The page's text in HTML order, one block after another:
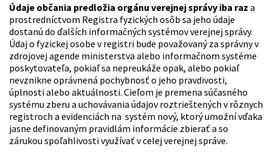
Údaje občania predložia orgánu verejnej správy iba raz a
prostredníctvom Registra fyzických osôb sa jeho údaje
dostanú do ďalších informačných systémov verejnej správy.
Údaj o fyzickej osobe v registri bude považovaný za správny v
zdrojovej agende ministerstva alebo informačnom systéme
poskytovateľa, pokiaľ sa nepreukáže opak, alebo pokiaľ
nevznikne oprávnená pochybnosť o jeho pravdivosti,
úplnosti alebo aktuálnosti. Cieľom je premena súčasného
systému zberu a uchovávania údajov roztrieštených v rôznych
registroch a evidenciách na systém nový, ktorý umožní vďaka
jasne definovaným pravidlám informácie zbierať a so
zárukou spoľahlivosti využívať v celej verejnej správe.